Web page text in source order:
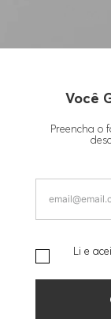
Você
Preencha o
Li e